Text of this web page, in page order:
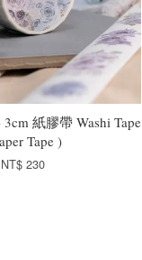
紙膠帶 Washi Tape
Tape )
NT$ 230